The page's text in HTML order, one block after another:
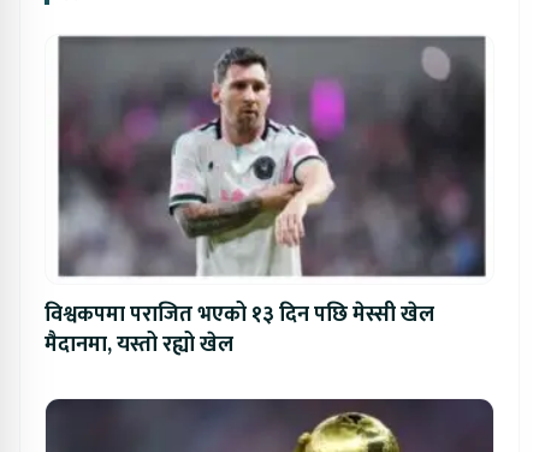
विश्वकपमा पराजित भएको १३ दिन पछि मेस्सी खेल
मैदानमा, यस्तो रह्यो खेल